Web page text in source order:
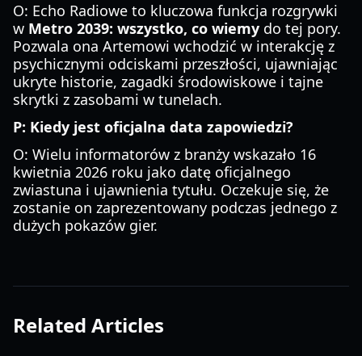
O: Echo Radiowe to kluczowa funkcja rozgrywki
w Metro 2039: wszystko, co wiemy do tej pory.
Pozwala ona Artemowi wchodzić w interakcję z
psychicznymi odciskami przeszłości, ujawniając
ukryte historie, zagadki środowiskowe i tajne
skrytki z zasobami w tunelach.
P: Kiedy jest oficjalna data zapowiedzi?
O: Wielu informatorów z branży wskazało 16
kwietnia 2026 roku jako datę oficjalnego
zwiastuna i ujawnienia tytułu. Oczekuje się, że
zostanie on zaprezentowany podczas jednego z
dużych pokazów gier.
Related Articles